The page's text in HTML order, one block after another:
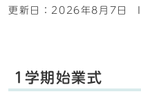
更新日： 2026年8月7日
1学期始業式